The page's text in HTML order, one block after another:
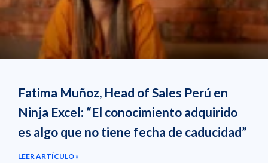
Fatima Muñoz, Head of Sales Perú en
Ninja Excel: “El conocimiento adquirido
es algo que no tiene fecha de caducidad”
LEER ARTÍCULO »